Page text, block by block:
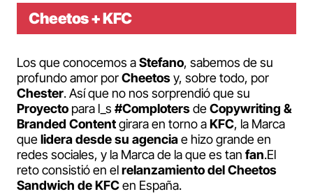
Cheetos + KFC
Los que conocemos aStefano, sabemos de su
profundo amor porCheetosy, sobre todo, por
Chester. Así que no nos sorprendió que su
Proyecto para l_s #ComplotersdeCopywriting &
Branded Contentgirara en torno aKFC, la Marca
quelidera desde su agenciae hizo grande en
redes sociales, y la Marca de la que es tan fan.El
reto consistió en elrelanzamiento del Cheetos
Sandwich de KFCen España.